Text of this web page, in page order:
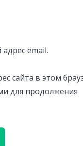
email.
сайта в этом
для продолжения